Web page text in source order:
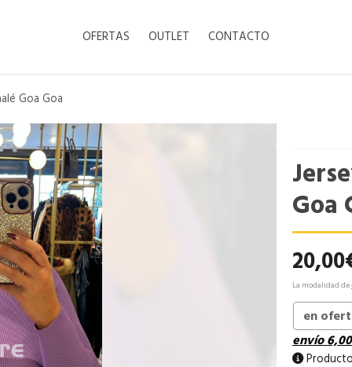
OFERTAS OUTLET CONTACTO
Goa Goa
Goa
20,00
La modalidad de
en
envío6,00